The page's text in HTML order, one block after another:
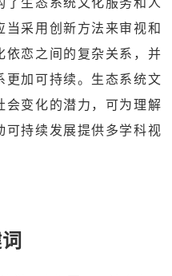
了生态系统文化服务和人
当采用创新方法来审视和
依恋之间的复杂关系，并
更加可持续。生态系统文
会变化的潜力，可为理解
可持续发展提供多学科视